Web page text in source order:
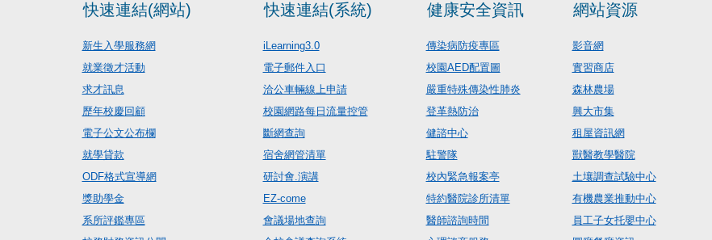
快速連結(網站)
新生入學服務網
就業徵才活動
求才訊息
歷年校慶回顧
電子公文公布欄
就學貸款
ODF格式宣導網
獎助學金
系所評鑑專區
快速連結(系統)
iLearning3.0
電子郵件入口
洽公車輛線上申請
校園網路每日流量控管
斷網查詢
宿舍網管清單
研討會.演講
EZ-come
會議場地查詢
健康安全資訊
傳染病防疫專區
校園AED配置圖
嚴重特殊傳染性肺炎
登革熱防治
健諮中心
駐警隊
校內緊急報案亭
特約醫院診所清單
醫師諮詢時間
網站資源
影音網
實習商店
森林農場
興大市集
租屋資訊網
獸醫教學醫院
土壤調查試驗中心
有機農業推動中心
員工子女托嬰中心